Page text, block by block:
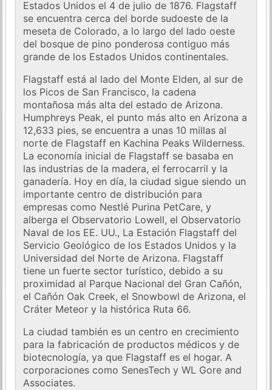
Estados Unidos el 4 de julio de 1876. Flagstaff
se encuentra cerca del borde sudoeste de la
meseta de Colorado, a lo largo del lado oeste
del bosque de pino ponderosa contiguo más
grande de los Estados Unidos continentales.
Flagstaff está al lado del Monte Elden, al sur de
los Picos de San Francisco, la cadena
montañosa más alta del estado de Arizona.
Humphreys Peak, el punto más alto en Arizona a
12,633 pies, se encuentra a unas 10 millas al
norte de Flagstaff en Kachina Peaks Wilderness.
La economía inicial de Flagstaff se basaba en
las industrias de la madera, el ferrocarril y la
ganadería. Hoy en día, la ciudad sigue siendo un
importante centro de distribución para
empresas como Nestlé Purina PetCare, y
alberga el Observatorio Lowell, el Observatorio
Naval de los EE. UU., La Estación Flagstaff del
Servicio Geológico de los Estados Unidos y la
Universidad del Norte de Arizona. Flagstaff
tiene un fuerte sector turístico, debido a su
proximidad al Parque Nacional del Gran Cañón,
el Cañón Oak Creek, el Snowbowl de Arizona, el
Cráter Meteor y la histórica Ruta 66.
La ciudad también es un centro en crecimiento
para la fabricación de productos médicos y de
biotecnología, ya que Flagstaff es el hogar. A
corporaciones como SenesTech y WL Gore and
Associates.